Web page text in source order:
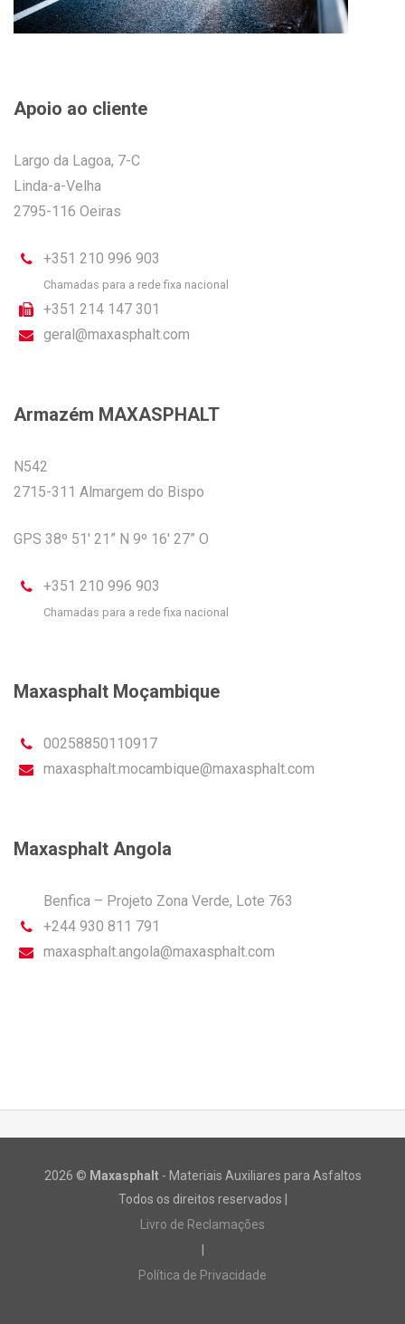
Apoio ao cliente
Largo da Lagoa, 7-C
Linda-a-Velha
2795-116 Oeiras
+351 210 996 903
Chamadas para a rede fixa nacional
+351 214 147 301
geral@maxasphalt.com
Armazém MAXASPHALT
N542
2715-311 Almargem do Bispo
GPS 38º 51′ 21” N 9º 16′ 27” O
+351 210 996 903
Chamadas para a rede fixa nacional
Maxasphalt Moçambique
00258850110917
maxasphalt.mocambique@maxasphalt.com
Maxasphalt Angola
Benfica – Projeto Zona Verde, Lote 763
+244 930 811 791
maxasphalt.angola@maxasphalt.com
2026 © Maxasphalt- Materiais Auxiliares para Asfaltos
Todos os direitos reservados |
Livro de Reclamações
Política de Privacidade